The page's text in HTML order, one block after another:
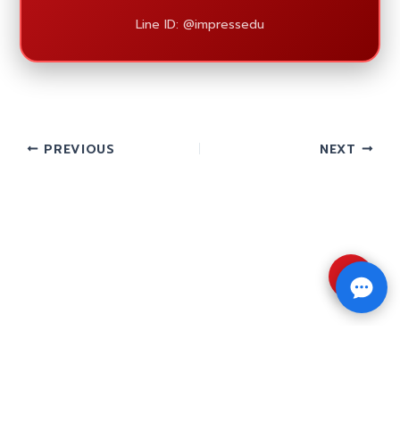
Line ID: @impressedu
PREVIOUS NEXT
⇧